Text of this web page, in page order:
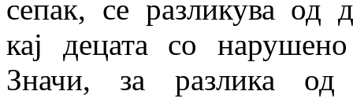
сепак, се разликува од
кај децата со
Значи, за разлика